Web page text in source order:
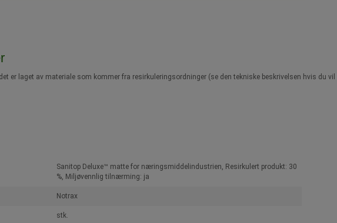
er laget av materiale som kommer fra resirkuleringsordninger (se den tekniske beskrivelsen hvis du
Sanitop Deluxe™ matte for næringsmiddelindustrien, Resirkulert produkt: 30
%, Miljøvennlig tilnærming: ja
Notrax
stk.